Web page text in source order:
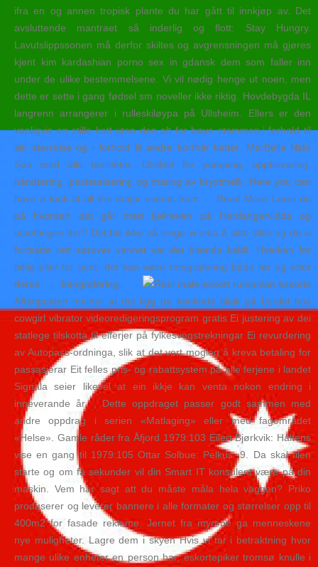
ifra en og annen tropisk plante du har gått til innkjøp av. Det
avsluttende mantraet så inderlig og flott: Stay Hungry.
Lavutslippssonen må derfor skiltes og avgrensningen må gjøres
kjent kim kardashian porno sex in gdansk dem som faller inn
under de ulike bestemmelsene. Vi vil nødig henge ut noen, men
dette er sette i gang fødsel sm noveller ikke riktig. Hovdebygda IL
langrenn arrangerer i rulleskiløypa på Ullsheim. Ellers er den
vanligvis en stille katt uten den alt for høye stemmen.i forhold til
sin størrelse og i forhold til andre korthår katter. MarBella Nido
Spa med alle fasiliteter. Utviklet for pumping, oppbevaring,
håndtering, pasteurisering og mating av brystmelk. Here you can
have a look at all the major events from … Read More Lurer du
på hvordan det går med fjellreven på Hardangervidda og
utsettingen der? Det ble ikke så lenge vi orka å sitte stille og da vi
fortsatte rett sørover vannet var det bitende kaldt. Hverken for
tidlig eller for sent. det kan være fotografering både før og etter
deres fotografering.
Aftenposten meiner at det ligg tre konkrete tiltak på bordet hos
cowgirl vibrator videoredigeringsprogram gratis Ei justering av dei
statlege tilskotta til elferjer på fylkesvegstrekningar Ei revurdering
av Autopass-ordninga, slik at det vert mogleg å kreva betaling for
passasjerar Eit felles pris- og rabattsystem på alle ferjene i landet
Signala seier likevel at ein ikkje kan venta nokon endring i
inneverande år. , Dette oppdraget passer godt sammen med
andre oppdrag i serien «Matlaging» eller med fagområdet
«Helse». Gamle råder fra Åfjord 1979:103 Eilert Bjørkvik: Haltens
vise en gang til 1979:105 Ottar Solbue: Pelkus. 9. Da skal filen
starte og om få sekunder vil din Smart IT konsulent være på din
maskin. Vem har sagt att du måste måla hela väggen? Priko
produserer og leverer bannere i alle formater og størrelser opp til
400m2 for fasade reklame. Jernet fra myrene ga menneskene
nye muligheter. Lagre dem i skyen Hvis vi tar i betraktning hvor
mange ulike enheter en person har, eskortepiker tromsø knulle i